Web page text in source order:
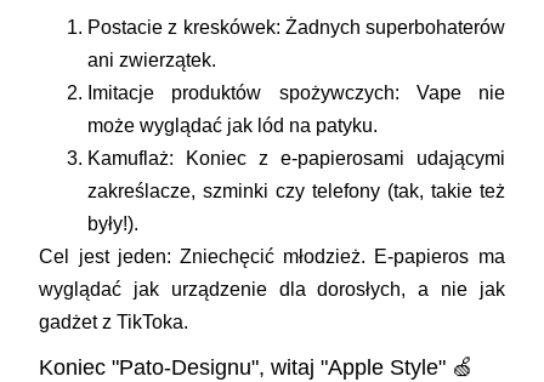
Postacie z kreskówek: Żadnych superbohaterów
ani zwierzątek.
Imitacje produktów spożywczych: Vape nie
może wyglądać jak lód na patyku.
Kamuflaż: Koniec z e-papierosami udającymi
zakreślacze, szminki czy telefony (tak, takie też
były!).
Cel jest jeden: Zniechęcić młodzież. E-papieros ma
wyglądać jak urządzenie dla dorosłych, a nie jak
gadżet z TikToka.
Koniec "Pato-Designu", witaj "Apple Style" 🍏